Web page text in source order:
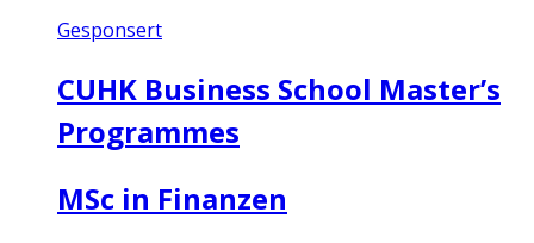
Gesponsert
CUHK Business School Master’s
Programmes
MSc in Finanzen